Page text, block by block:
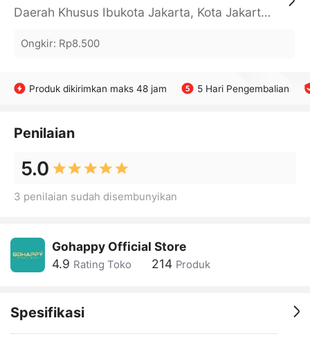
Daerah Khusus Ibukota Jakarta, Kota Jakarta Barat, Cengkareng, yy
Ongkir: Rp8.500
Produk dikirimkan maks 48 jam 5 Hari Pengembalian
Penilaian
5.0
3 penilaian sudah disembunyikan
Gohappy Official Store
4.9 Rating Toko 214 Produk
Spesifikasi